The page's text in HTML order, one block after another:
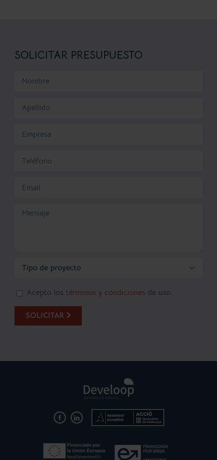
SOLICITAR PRESUPUESTO

Acepto los términos y condiciones de uso.
SOLICITAR